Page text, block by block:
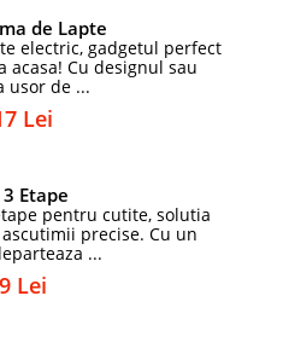
de Lapte
electric, gadgetul perfect
acasa! Cu designul sau
usor de ...
Lei
Etape
pentru cutite, solutia
precise. Cu un
...
9 Lei